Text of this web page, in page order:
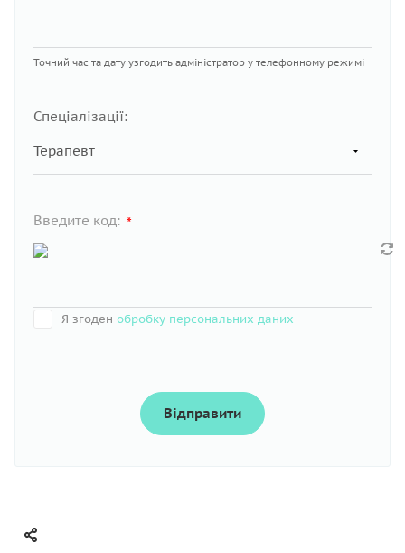
Точний час та дату узгодить адміністратор у телефонному режимі
Спеціалізації:
Введите код: *
Я згоден обробку персональних даних
Відправити